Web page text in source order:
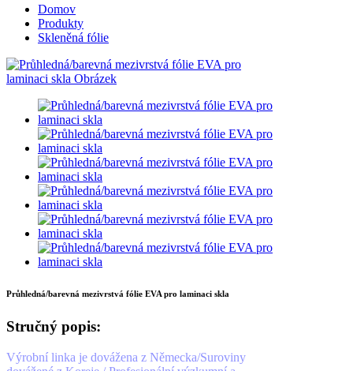
Domov
Produkty
Skleněná fólie
Průhledná/barevná mezivrstvá fólie EVA pro laminaci skla
Stručný popis:
Výrobní linka je dovážena z Německa/Suroviny